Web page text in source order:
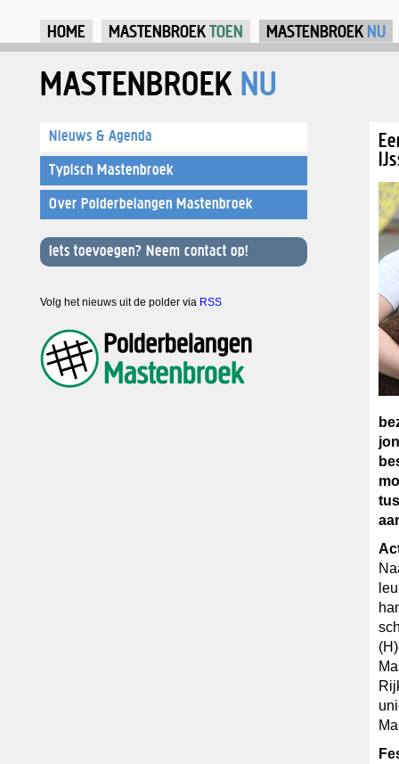
HOME MASTENBROEKTOEN MASTENBROEK NU
MASTENBROEK NU
Nieuws & Agenda
Typisch Mastenbroek
Over Polderbelangen Mastenbroek
Iets toevoegen? Neem contact op!
Volg het nieuws uit de polder via RSS